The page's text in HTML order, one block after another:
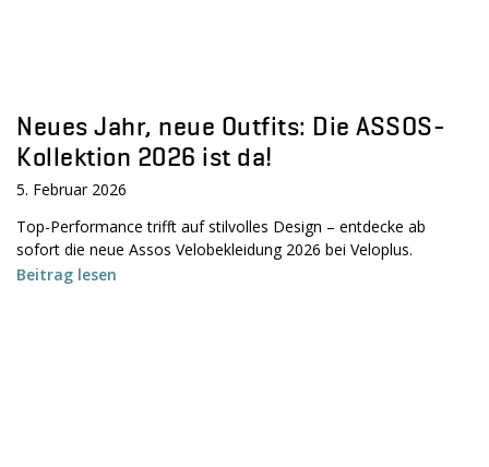
Neues Jahr, neue Outfits: Die ASSOS-
Kollektion 2026 ist da!
5. Februar 2026
Top-Performance trifft auf stilvolles Design – entdecke ab
sofort die neue Assos Velobekleidung 2026 bei Veloplus.
Beitrag lesen